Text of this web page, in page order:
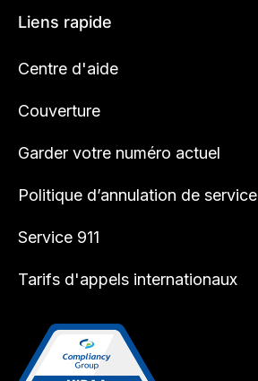
Liens rapide
Centre d'aide
Couverture
Garder votre numéro actuel
Politique d’annulation de service
Service 911
Tarifs d'appels internationaux